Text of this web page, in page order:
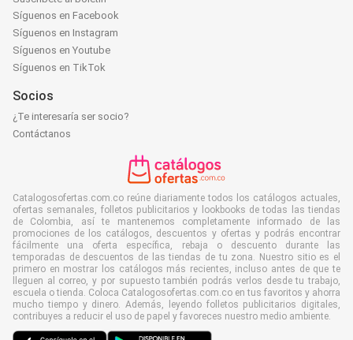
Síguenos en Facebook
Síguenos en Instagram
Síguenos en Youtube
Síguenos en TikTok
Socios
¿Te interesaría ser socio?
Contáctanos
Catalogosofertas.com.co reúne diariamente todos los catálogos actuales,
ofertas semanales, folletos publicitarios y lookbooks de todas las tiendas
de Colombia, así te mantenemos completamente informado de las
promociones de los catálogos, descuentos y ofertas y podrás encontrar
fácilmente una oferta específica, rebaja o descuento durante las
temporadas de descuentos de las tiendas de tu zona. Nuestro sitio es el
primero en mostrar los catálogos más recientes, incluso antes de que te
lleguen al correo, y por supuesto también podrás verlos desde tu trabajo,
escuela o tienda. Coloca Catalogosofertas.com.co en tus favoritos y ahorra
mucho tiempo y dinero. Además, leyendo folletos publicitarios digitales,
contribuyes a reducir el uso de papel y favoreces nuestro medio ambiente.